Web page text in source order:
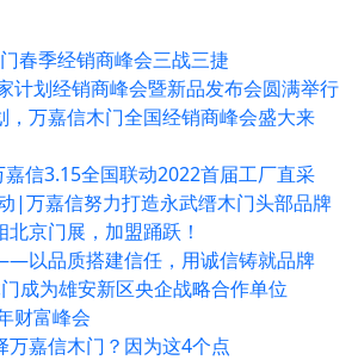
春季经销商峰会三战三捷
计划经销商峰会暨新品发布会圆满举行
，万嘉信木门全国经销商峰会盛大来
信3.15全国联动2022首届工厂直采
|万嘉信努力打造永武缙木门头部品牌
京门展，加盟踊跃！
以品质搭建信任，用诚信铸就品牌
成为雄安新区央企战略合作单位
财富峰会
万嘉信木门？因为这4个点